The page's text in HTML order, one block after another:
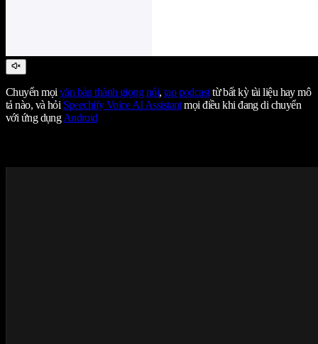
Chuyển mọivăn bản thành giọng nói, tạo podcasttừ bất kỳ tài liệu hay mô
tả nào, và hỏi Speechify Voice AI Assistantmọi điều khi đang di chuyển
với ứng dụngAndroid